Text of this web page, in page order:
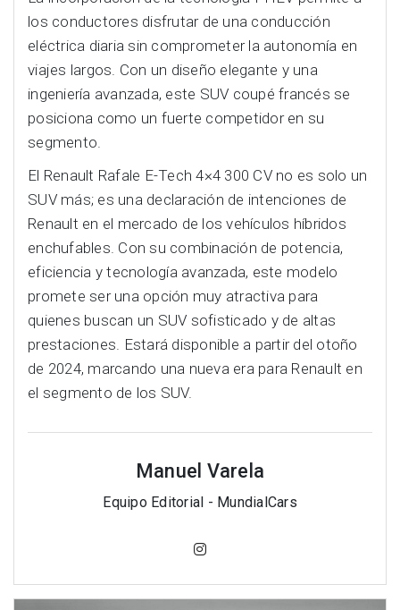
los conductores disfrutar de una conducción
eléctrica diaria sin comprometer la autonomía en
viajes largos. Con un diseño elegante y una
ingeniería avanzada, este SUV coupé francés se
posiciona como un fuerte competidor en su
segmento.
El Renault Rafale E-Tech 4×4 300 CV no es solo un
SUV más; es una declaración de intenciones de
Renault en el mercado de los vehículos híbridos
enchufables. Con su combinación de potencia,
eficiencia y tecnología avanzada, este modelo
promete ser una opción muy atractiva para
quienes buscan un SUV sofisticado y de altas
prestaciones. Estará disponible a partir del otoño
de 2024, marcando una nueva era para Renault en
el segmento de los SUV.
Manuel Varela
Equipo Editorial - MundialCars